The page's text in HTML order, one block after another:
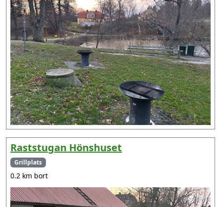
Raststugan Hönshuset
Grillplats
0.2 km bort